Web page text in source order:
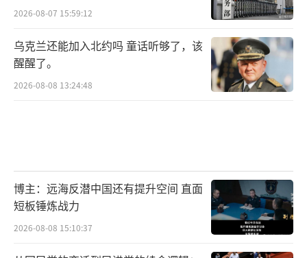
2026-08-07 15:59:12
乌克兰还能加入北约吗 童话听够了，该
醒醒了。
2026-08-08 13:24:48
博主：远海反潜中国还有提升空间 直面
短板锤炼战力
2026-08-08 15:10:37